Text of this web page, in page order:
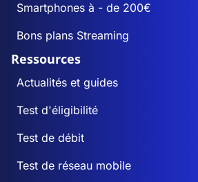
Smartphones à - de 200€
Bons plans Streaming
Ressources
Actualités et guides
Test d'éligibilité
Test de débit
Test de réseau mobile